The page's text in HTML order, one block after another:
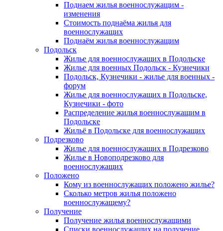
Поднаем жилья военнослужащим -
изменения
Стоимость поднаёма жилья для
военнослужащих
Поднаём жилья военнослужащим
Подольск
Жилье для военнослужащих в Подольске
Жилье для военных Подольск - Кузнечики
Подольск, Кузнечики - жилье для военных -
форум
Жилье для военнослужащих в Подольске,
Кузнечики - фото
Распределение жилья военнослужащим в
Подольске
Жильё в Подольске для военнослужащих
Подрезково
Жилье для военнослужащих в Подрезково
Жилье в Новоподрезково для
военнослужащих
Положено
Кому из военнослужащих положено жилье?
Сколько метров жилья положено
военнослужащему?
Получение
Получение жилья военнослужащими
Списки военнослужащих на получение